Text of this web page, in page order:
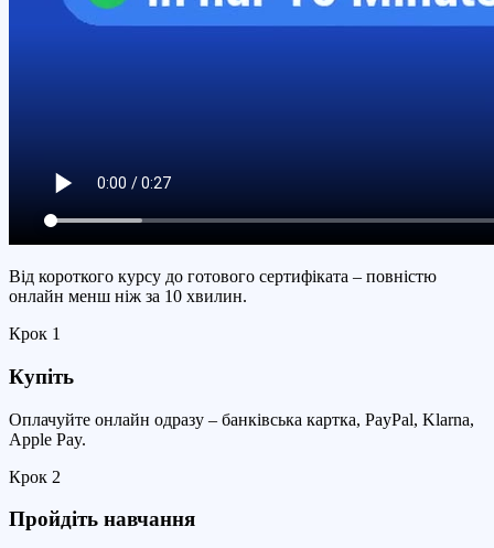
Від короткого курсу до готового сертифіката – повністю
онлайн менш ніж за 10 хвилин.
Крок 1
Купіть
Оплачуйте онлайн одразу – банківська картка, PayPal, Klarna,
Apple Pay.
Крок 2
Пройдіть навчання